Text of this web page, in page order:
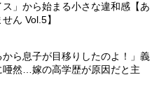
」から始まる小さな違和感【あ
ん Vol.5】
から息子が目移りしたのよ！」義
唖然…嫁の高学歴が原因だと主